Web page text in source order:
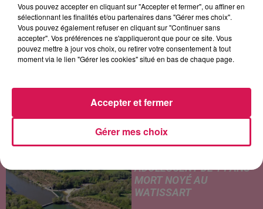
LES ARTICLES LES PLUS CONSULTÉS
CHALEUR ET RISQUE
Un temps typiquement estival
et changeant concerne nos
secteurs ce lundi 3 août. Entre
des températures élevées
d'averses orageuses...
ADOLESCENT DE 14 ANS
MORT NOYÉ AU
WATISSART
Vous pouvez accepter en cliquant sur "Accepter et fermer", ou affiner en
sélectionnant les finalités et/ou partenaires dans "Gérer mes choix".
Vous pouvez également refuser en cliquant sur "Continuer sans
accepter". Vos préférences ne s'appliqueront que pour ce site. Vous
pouvez mettre à jour vos choix, ou retirer votre consentement à tout
moment via le lien "Gérer les cookies" situé en bas de chaque page.
Gérer mes choix
Accepter et fermer